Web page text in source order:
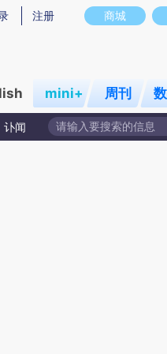
图存在偏差。不代表财新观点和立
商城
注册
mini+ 周刊
讣闻